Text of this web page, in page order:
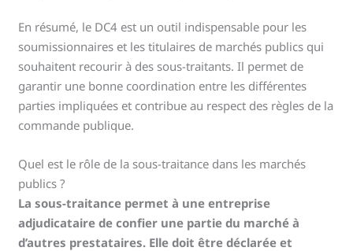
En résumé, le DC4 est un outil indispensable pour les
soumissionnaires et les titulaires de marchés publics qui
souhaitent recourir à des sous-traitants. Il permet de
garantir une bonne coordination entre les différentes
parties impliquées et contribue au respect des règles de la
commande publique.
Quel est le rôle de la sous-traitance dans les marchés
publics ?
La sous-traitance permet à une entreprise
adjudicataire de confier une partie du marché à
d’autres prestataires. Elle doit être déclarée et